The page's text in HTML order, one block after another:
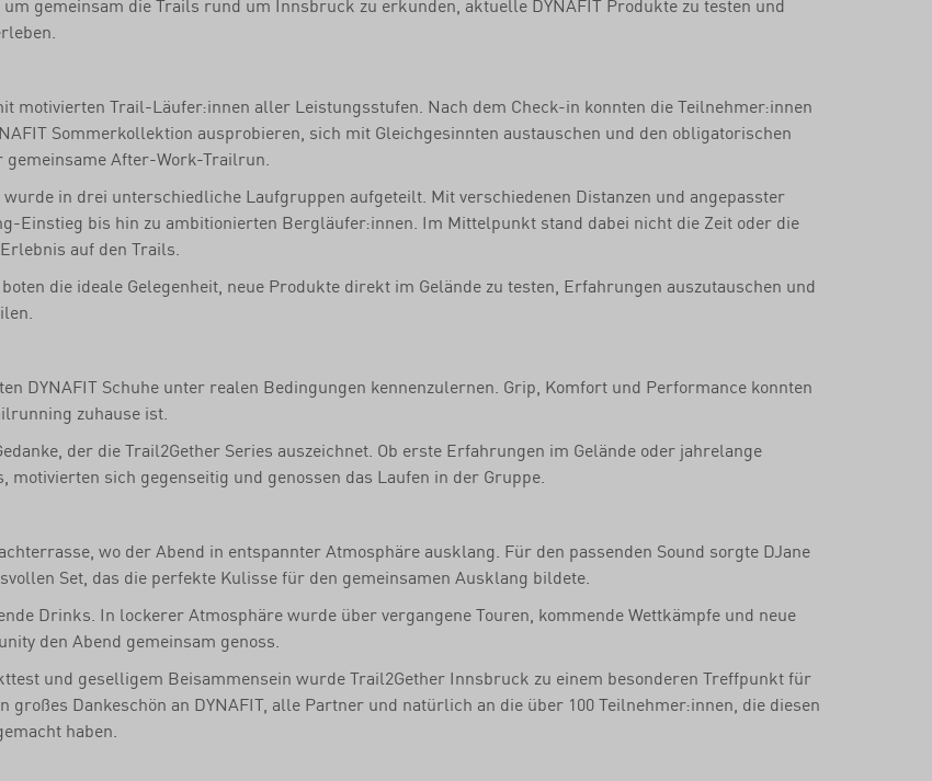
motivierten Trail-Läufer:innen aller Leistungsstufen. Nach dem Check-in konnten die Teilnehmer:innen
Sommerkollektion ausprobieren, sich mit Gleichgesinnten austauschen und den obligatorischen
After-Work-Trailrun.
in drei unterschiedliche Laufgruppen aufgeteilt. Mit verschiedenen Distanzen und angepasster
Einstieg bis hin zu ambitionierten Bergläufer:innen. Im Mittelpunkt stand dabei nicht die Zeit oder die
auf den Trails.
die ideale Gelegenheit, neue Produkte direkt im Gelände zu testen, Erfahrungen auszutauschen und
DYNAFIT Schuhe unter realen Bedingungen kennenzulernen. Grip, Komfort und Performance konnten
zuhause ist.
der die Trail2Gether Series auszeichnet. Ob erste Erfahrungen im Gelände oder jahrelange
sich gegenseitig und genossen das Laufen in der Gruppe.
wo der Abend in entspannter Atmosphäre ausklang. Für den passenden Sound sorgte DJane
Set, das die perfekte Kulisse für den gemeinsamen Ausklang bildete.
Drinks. In lockerer Atmosphäre wurde über vergangene Touren, kommende Wettkämpfe und neue
den Abend gemeinsam genoss.
und geselligem Beisammensein wurde Trail2Gether Innsbruck zu einem besonderen Treffpunkt für
Dankeschön an DYNAFIT, alle Partner und natürlich an die über 100 Teilnehmer:innen, die diesen
haben.